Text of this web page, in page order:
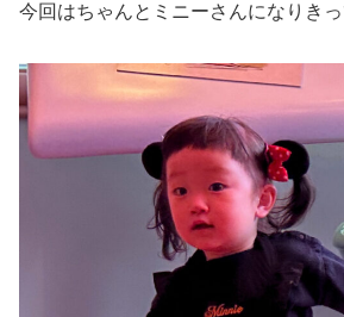
今回はちゃんとミニーさんになりき